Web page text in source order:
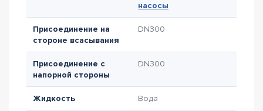
насосы
Присоединение на
стороне всасывания
DN300
Присоединение с
напорной стороны
DN300
Жидкость Вода